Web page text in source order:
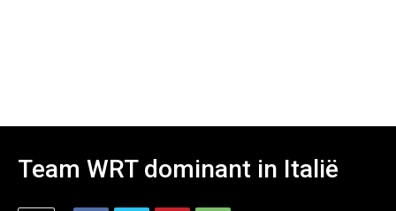
Team WRT dominant in Italië